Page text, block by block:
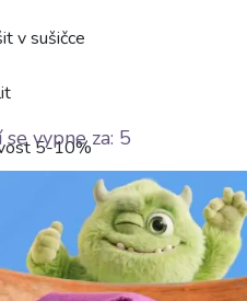
v sušičce
5-10%
na nízkém stupni (110°C)
chemické čištění
vypne za: 4